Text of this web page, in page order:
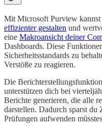
Mit Microsoft Purview kannst
effizienter gestalten und
eine Makroansicht deiner
Dashboards. Diese
Sicherheitsstandards zu
Verstöße zu reagieren.
Die
unterstützen dich bei
Berichte generieren, die alle
darstellen. Dadurch sparst du
Prüfungen aufwenden